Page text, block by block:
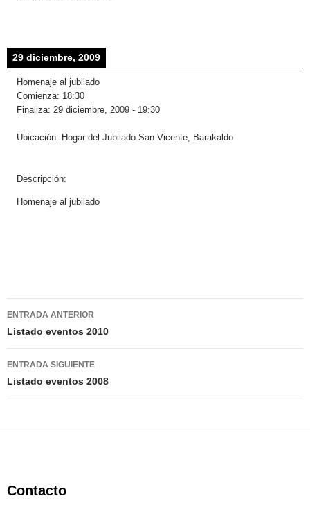
29 diciembre, 2009
Homenaje al jubilado
Comienza: 18:30
Finaliza: 29 diciembre, 2009 - 19:30
Ubicación: Hogar del Jubilado San Vicente, Barakaldo
Descripción:
Homenaje al jubilado
Navegación
de
entradas
ENTRADA ANTERIOR
Listado eventos 2010
ENTRADA SIGUIENTE
Listado eventos 2008
Contacto